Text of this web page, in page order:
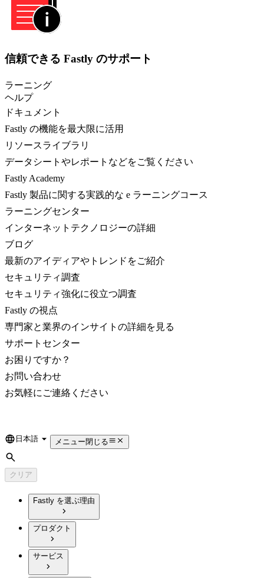
信頼できる Fastly のサポート
ラーニング
ヘルプ
ドキュメント
Fastly の機能を最大限に活用
リソースライブラリ
データシートやレポートなどをご覧ください
Fastly Academy
Fastly 製品に関する実践的な e ラーニングコース
ラーニングセンター
インターネットテクノロジーの詳細
ブログ
最新のアイディアやトレンドをご紹介
セキュリティ調査
セキュリティ強化に役立つ調査
Fastly の視点
専門家と業界のインサイトの詳細を見る
サポートセンター
お困りですか？
お問い合わせ
お気軽にご連絡ください
Language
日本語 メニュー閉じる
検索
クリア
Fastly を選ぶ理由
プロダクト
サービス